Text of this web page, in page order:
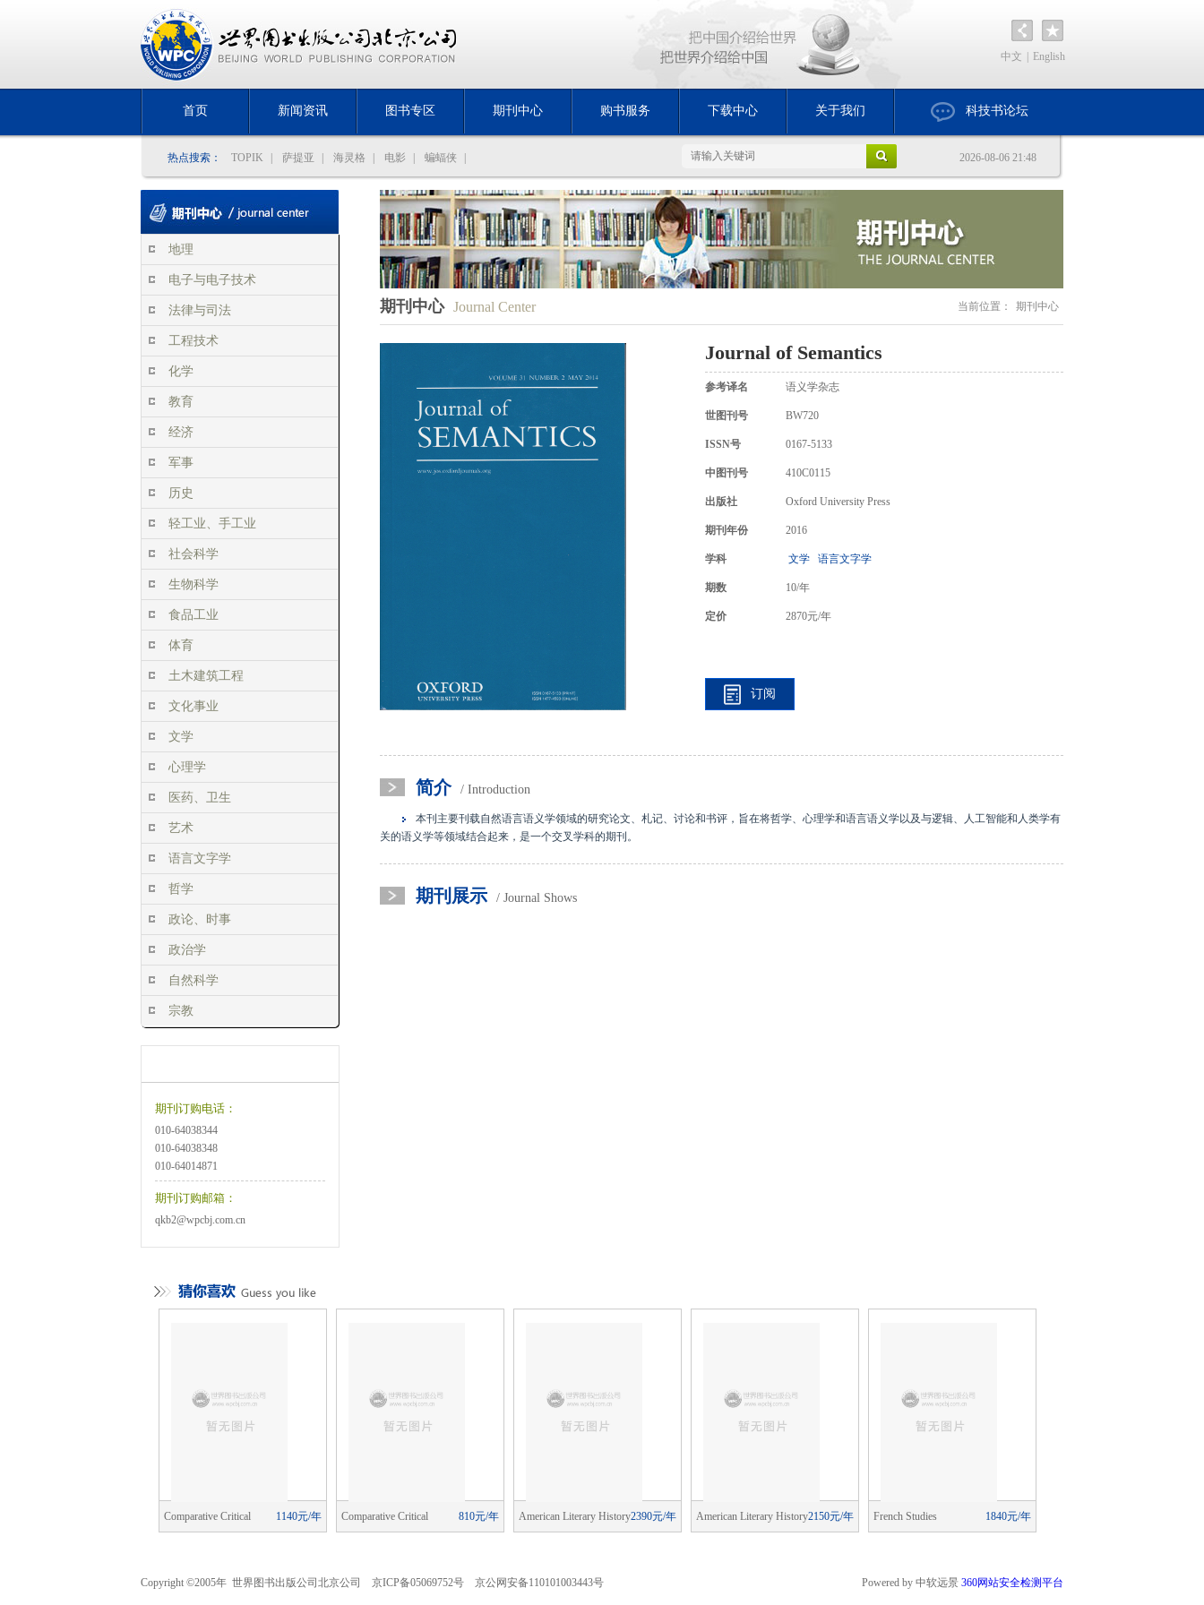
中文 English
首页 新闻资讯 图书专区 期刊中心 购书服务 下载中心 关于我们 科技书论坛
热点搜索： TOPIK 萨提亚 海灵格 电影 蝙蝠侠 2026-08-06 21:48
地理
电子与电子技术
法律与司法
工程技术
化学
教育
经济
军事
历史
轻工业、手工业
社会科学
生物科学
食品工业
体育
土木建筑工程
文化事业
文学
心理学
医药、卫生
艺术
语言文字学
哲学
政论、时事
政治学
自然科学
宗教
期刊订购电话：
010-64038344
010-64038348
010-64014871
期刊订购邮箱：
qkb2@wpcbj.com.cn
期刊中心 Journal Center 当前位置： 期刊中心
Journal of Semantics
参考译名 语义学杂志
世图刊号 BW720
ISSN号 0167-5133
中图刊号 410C0115
出版社 Oxford University Press
期刊年份 2016
学科 文学 语言文字学
期数 10/年
定价 2870元/年
订阅
简介 / Introduction
本刊主要刊载自然语言语义学领域的研究论文、札记、讨论和书评，旨在将哲学、心理学和语言语义学以及与逻辑、人工智能和人类学有
关的语义学等领域结合起来，是一个交叉学科的期刊。
期刊展示 / Journal Shows
1140元/年
Comparative Critical 810元/年
Comparative Critical 2390元/年
American Literary History 2150元/年
American Literary History 1840元/年
French Studies
Copyright ©2005年 世界图书出版公司北京公司 京ICP备05069752号 京公网安备110101003443号 Powered by 中软远景 360网站安全检测平台